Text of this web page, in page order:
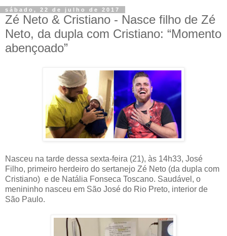
sábado, 22 de julho de 2017
Zé Neto & Cristiano - Nasce filho de Zé
Neto, da dupla com Cristiano: “Momento
abençoado”
Nasceu na tarde dessa sexta-feira (21), às 14h33, José
Filho, primeiro herdeiro do sertanejo Zé Neto (da dupla com
Cristiano) e de Natália Fonseca Toscano. Saudável, o
menininho nasceu em São José do Rio Preto, interior de
São Paulo.